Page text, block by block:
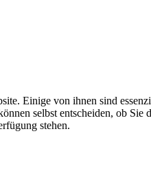
Einige von ihnen sind
selbst entscheiden, ob
stehen.